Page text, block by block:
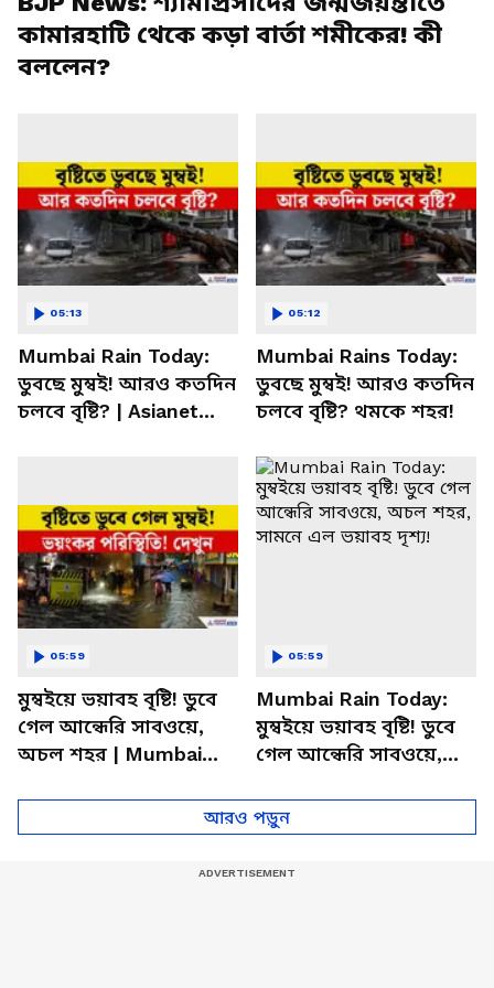
কামারহাটি থেকে কড়া বার্তা শমীকের! কী
বললেন?
Mumbai Rain Today:
ডুবছে মুম্বই! আরও কতদিন
চলবে বৃষ্টি? | Asianet
05:13
Mumbai Rains Today:
ডুবছে মুম্বই! আরও কতদিন
চলবে বৃষ্টি? থমকে শহর!
05:12
মুম্বইয়ে ভয়াবহ বৃষ্টি! ডুবে
গেল আন্ধেরি সাবওয়ে,
অচল শহর | Mumbai
05:59
Mumbai Rain Today:
মুম্বইয়ে ভয়াবহ বৃষ্টি! ডুবে
গেল আন্ধেরি সাবওয়ে,
ভয়াবহ দৃশ্য!
05:59
আরও পড়ুন